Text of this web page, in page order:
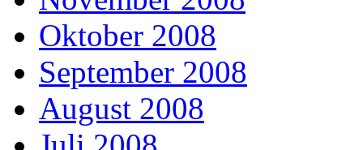
Oktober 2008
September 2008
August 2008